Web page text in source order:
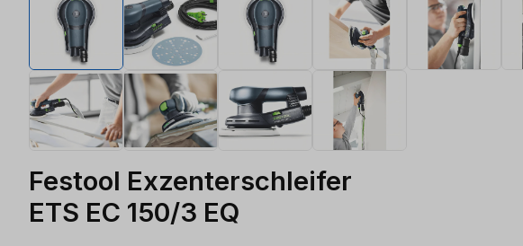
Festool Exzenterschleifer
ETS EC 150/3 EQ